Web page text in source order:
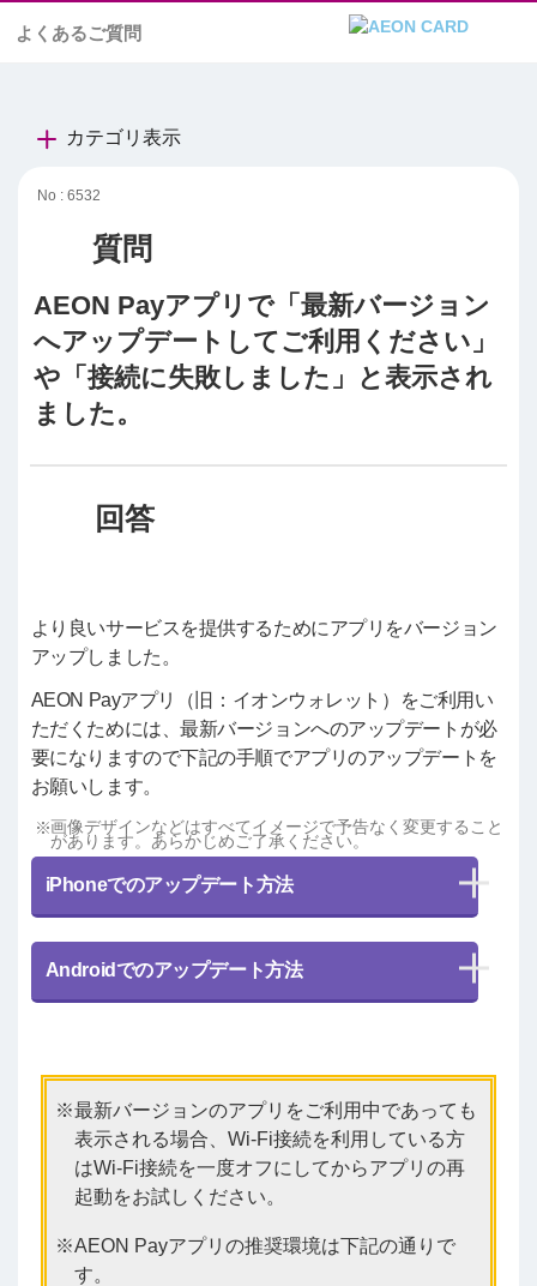
よくあるご質問
カテゴリ表示
No : 6532
AEON Payアプリで「最新バージョン
へアップデートしてご利用ください」
や「接続に失敗しました」と表示され
ました。
より良いサービスを提供するためにアプリをバージョン
アップしました。
AEON Payアプリ（旧：イオンウォレット）をご利用い
ただくためには、最新バージョンへのアップデートが必
要になりますので下記の手順でアプリのアップデートを
お願いします。
画像デザインなどはすべてイメージで予告なく変更すること
があります。あらかじめご了承ください。
iPhoneでのアップデート方法
Androidでのアップデート方法
最新バージョンのアプリをご利用中であっても
表示される場合、Wi-Fi接続を利用している方
はWi-Fi接続を一度オフにしてからアプリの再
起動をお試しください。
AEON Payアプリの推奨環境は下記の通りで
す。